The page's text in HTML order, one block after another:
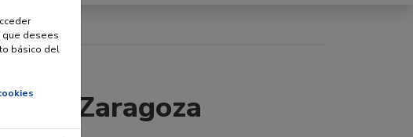
de Zaragoza
que desees
básico del